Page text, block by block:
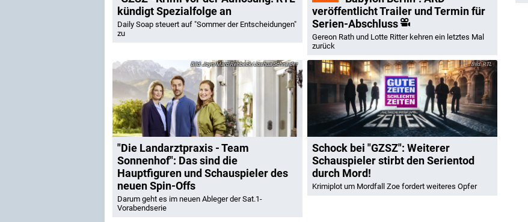
kündigt Spezialfolge an
Daily Soap steuert auf "Sommer der Entscheidungen"
zu
veröffentlicht Trailer und Termin für
Serien-Abschluss
Gereon Rath und Lotte Ritter kehren ein letztes Mal
zurück
Joyn/Marc Rehbeck/Joshua Schneider
"Die Landarztpraxis - Team
Sonnenhof": Das sind die
Hauptfiguren und Schauspieler des
neuen Spin-Offs
Darum geht es im neuen Ableger der Sat.1-
Vorabendserie
RTL
Schock bei "GZSZ": Weiterer
Schauspieler stirbt den Serientod
durch Mord!
Krimiplot um Mordfall Zoe fordert weiteres Opfer